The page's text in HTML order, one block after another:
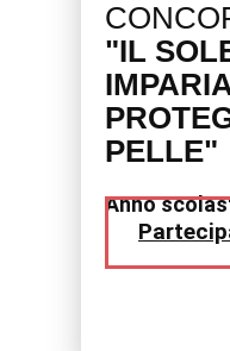
"IL
PELLE"
Anno